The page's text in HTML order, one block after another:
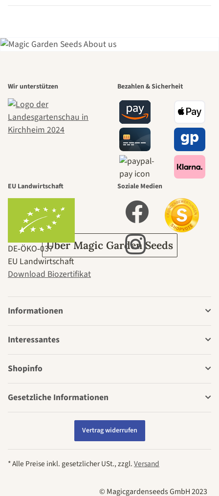
schönsten
Wege zu uns
selbst führt
durch den
Garten
Über Magic Garden Seeds
Wir unterstützen Bezahlen & Sicherheit
EU Landwirtschaft
DE‑ÖKO‑037
EU Landwirtschaft
Download Biozertifikat
Soziale Medien
Informationen
Interessantes
Shopinfo
Gesetzliche Informationen
Vertrag widerrufen
* Alle Preise inkl. gesetzlicher USt., zzgl.Versand
© Magicgardenseeds GmbH 2023